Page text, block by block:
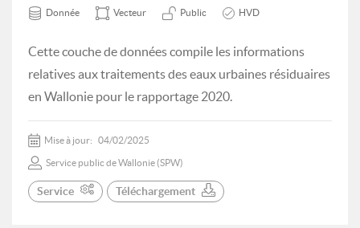
Donnée Vecteur Public HVD
Cette couche de données compile les informations
relatives aux traitements des eaux urbaines résiduaires
en Wallonie pour le rapportage 2020.
Mise à jour: 04/02/2025
Service public de Wallonie (SPW)
Service Téléchargement